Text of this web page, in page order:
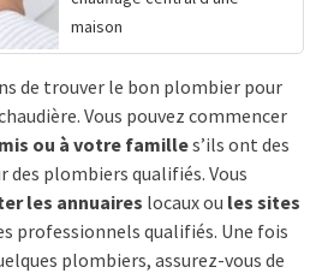
maison
de trouver le bon plombier pour
Vous pouvez commencer
ou à votre familles’ils ont des
plombiers qualifiés. Vous
les annuaires locaux ou les sites
professionnels qualifiés. Une fois
plombiers, assurez-vous de